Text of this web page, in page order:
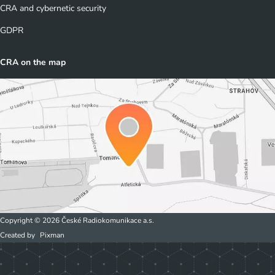
CRA and cybernetic security
GDPR
CRA on the map
Copyright © 2026 České Radiokomunikace a.s.
Created by Pixman